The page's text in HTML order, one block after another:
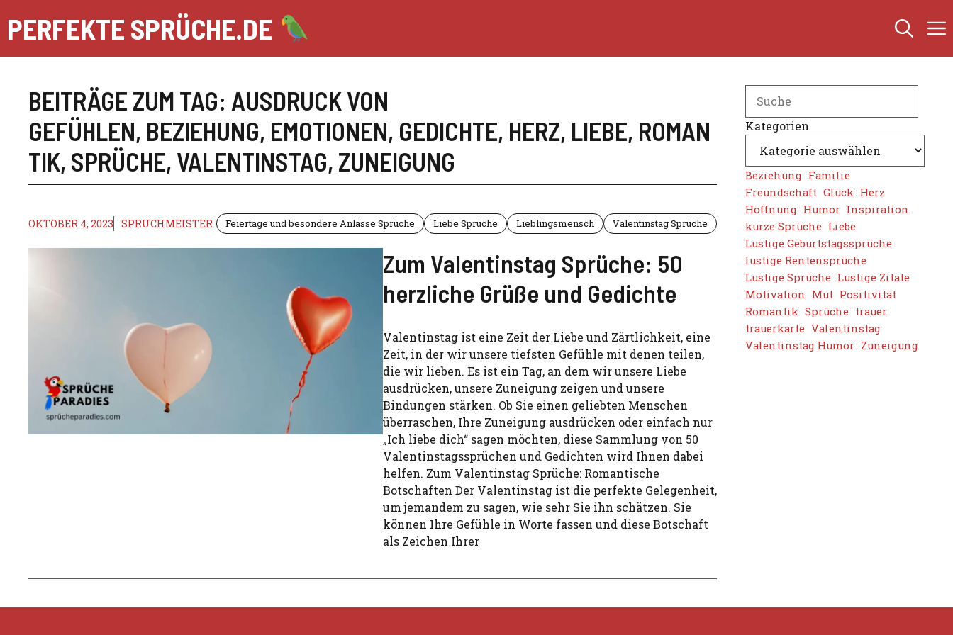
Inhalt
springen
PERFEKTE SPRÜCHE.DE
BEITRÄGE ZUM TAG: AUSDRUCK VON
GEFÜHLEN, BEZIEHUNG, EMOTIONEN, GEDICHTE, HERZ, LIEBE, ROMAN
TIK, SPRÜCHE, VALENTINSTAG, ZUNEIGUNG
OKTOBER 4, 2023 SPRUCHMEISTER Feiertage und besondere Anlässe Sprüche Liebe Sprüche Lieblingsmensch Valentinstag Sprüche
Zum Valentinstag Sprüche: 50
herzliche Grüße und Gedichte
Valentinstag ist eine Zeit der Liebe und Zärtlichkeit, eine
Zeit, in der wir unsere tiefsten Gefühle mit denen teilen,
die wir lieben. Es ist ein Tag, an dem wir unsere Liebe
ausdrücken, unsere Zuneigung zeigen und unsere
Bindungen stärken. Ob Sie einen geliebten Menschen
überraschen, Ihre Zuneigung ausdrücken oder einfach nur
„Ich liebe dich“ sagen möchten, diese Sammlung von 50
Valentinstagssprüchen und Gedichten wird Ihnen dabei
helfen. Zum Valentinstag Sprüche: Romantische
Botschaften Der Valentinstag ist die perfekte Gelegenheit,
um jemandem zu sagen, wie sehr Sie ihn schätzen. Sie
können Ihre Gefühle in Worte fassen und diese Botschaft
als Zeichen Ihrer
Kategorien
Beziehung Familie
Freundschaft Glück Herz
Hoffnung Humor Inspiration
kurze Sprüche Liebe
Lustige Geburtstagssprüche
lustige Rentensprüche
Lustige Sprüche Lustige Zitate
Motivation Mut Positivität
Romantik Sprüche trauer
trauerkarte Valentinstag
Valentinstag Humor Zuneigung